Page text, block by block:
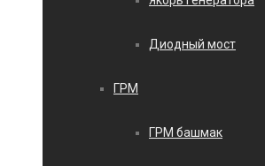
Диодный мост
ГРМ
ГРМ башмак